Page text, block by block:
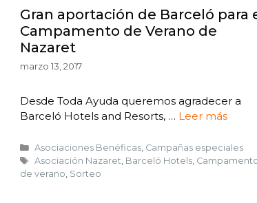
Gran aportación de Barceló para
Campamento de Verano de
Nazaret
marzo 13, 2017
Desde Toda Ayuda queremos agradecer a
Barceló Hotels and Resorts, … Leer más
Asociaciones Benéficas, Campañas especiales
Asociación Nazaret, Barceló Hotels,
de verano, Sorteo